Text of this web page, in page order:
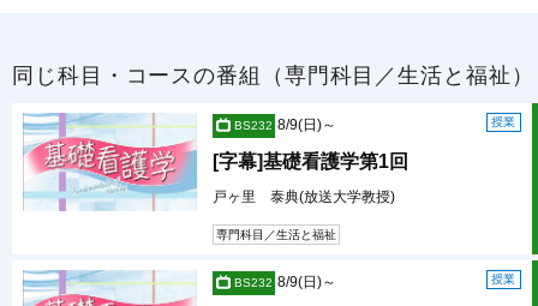
同じ科目・コースの番組（専門科目／生活と福祉）
BS232 授業
8/9(日)～
[字幕]基礎看護学第1回
戸ヶ里 泰典(放送大学教授)
専門科目／生活と福祉
BS232 授業
8/9(日)～